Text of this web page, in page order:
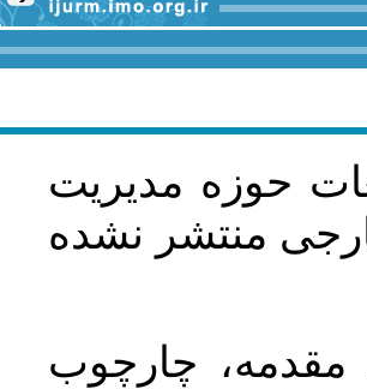
حوزه مديريت
منتشر نشده
مقدمه، چارچوب